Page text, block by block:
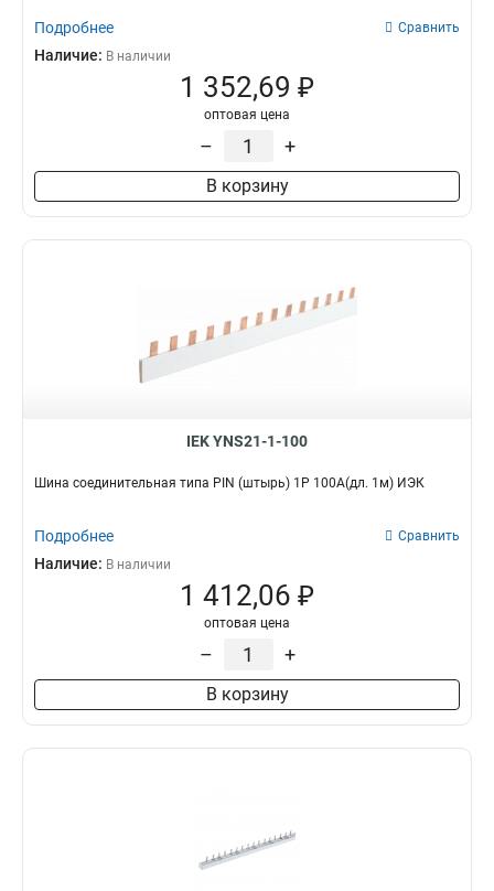
Подробнее Сравнить
Наличие: В наличии
1 352,69 ₽
оптовая цена
– +
В корзину
IEK YNS21-1-100
Шина соединительная типа PIN (штырь) 1Р 100А(дл. 1м) ИЭК
Подробнее Сравнить
Наличие: В наличии
1 412,06 ₽
оптовая цена
– +
В корзину